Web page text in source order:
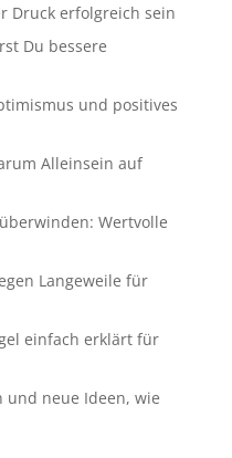
Druck erfolgreich sein
Du bessere
und positives
Alleinsein auf
Wertvolle
Langeweile für
einfach erklärt für
und neue Ideen, wie